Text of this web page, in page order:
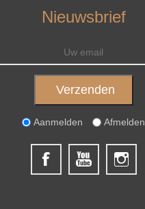
Nieuwsbrief
Aanmelden Afmelden